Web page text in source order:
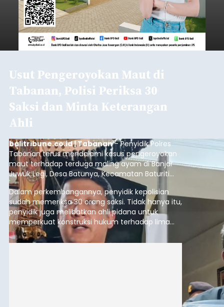
Usut Pengeroyokan Maut di
Tabanan, Polisi Periksa 30
Saksi dan Minta Keterangan
Ahli
balitribune.co.id | Tabanan- Penyidik Polres
Tabanan terus mendalami kasus pengeroyokan
maut terhadap terduga maling ayam di Banjar
Juwuk Legi, Desa Batunya, Kecamatan Baturiti
yang terjadi beberapa waktu lalu.
Dalam perkembangannya, penyidik kepolisian
sudah memeriksa 30 orang saksi. Tidak hanya itu,
penyidik juga melibatkan ahli pidana untuk
memperkuat konstruksi hukum terhadap lima
orang tersangka yang saat ini ditahan.